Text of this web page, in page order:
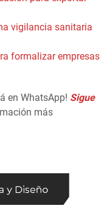
vigilancia sanitaria
formalizar empresas
en WhatsApp! Sigue
más